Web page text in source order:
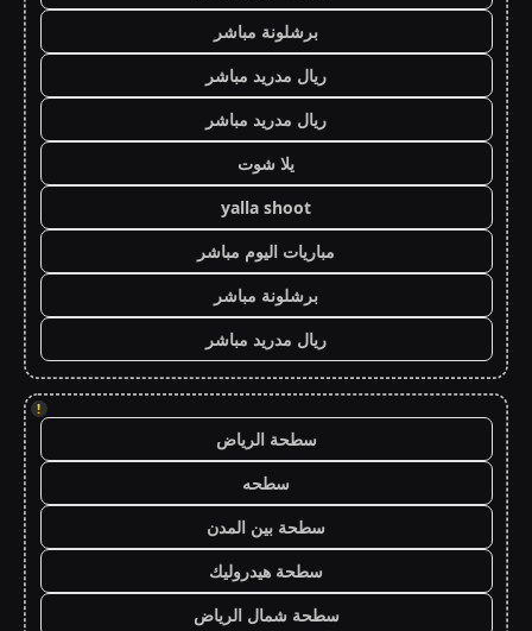
برشلونة مباشر
ريال مدريد مباشر
ريال مدريد مباشر
يلا شوت
yalla shoot
مباريات اليوم مباشر
برشلونة مباشر
ريال مدريد مباشر
!
سطحة الرياض
سطحه
سطحة بين المدن
سطحة هيدروليك
سطحة شمال الرياض